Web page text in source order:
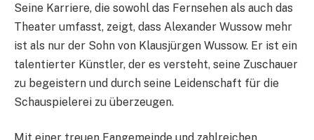
Seine Karriere, die sowohl das Fernsehen als auch das
Theater umfasst, zeigt, dass Alexander Wussow mehr
ist als nur der Sohn von Klausjürgen Wussow. Er ist ein
talentierter Künstler, der es versteht, seine Zuschauer
zu begeistern und durch seine Leidenschaft für die
Schauspielerei zu überzeugen.